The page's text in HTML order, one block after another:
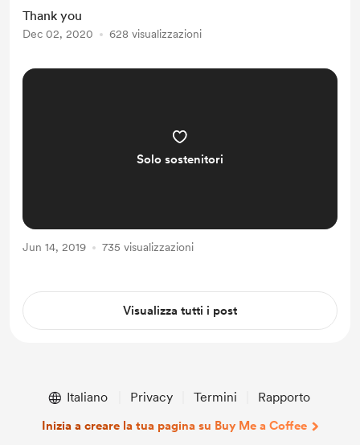
Thank you
Dec 02, 2020 628 visualizzazioni
Solo sostenitori
Jun 14, 2019 735 visualizzazioni
Visualizza tutti i post
Italiano Privacy Termini Rapporto
Inizia a creare la tua pagina su Buy Me a Coffee